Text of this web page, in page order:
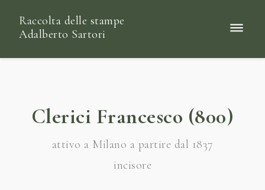
Raccolta delle stampe
Adalberto Sartori
Clerici Francesco (800)
attivo a Milano a partire dal 1837
incisore